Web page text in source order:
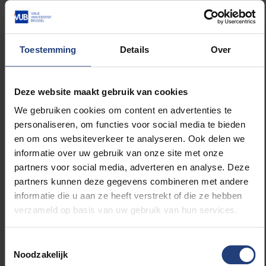
Toestemming Details Over
Deze website maakt gebruik van cookies
We gebruiken cookies om content en advertenties te
personaliseren, om functies voor social media te bieden
en om ons websiteverkeer te analyseren. Ook delen we
informatie over uw gebruik van onze site met onze
partners voor social media, adverteren en analyse. Deze
partners kunnen deze gegevens combineren met andere
informatie die u aan ze heeft verstrekt of die ze hebben
verzameld op basis van uw gebruik van hun services.
Noodzakelijk
verloning en ongezonde arbeidsomstandigheden”,
aldus Hermans. “Dat veroorzaakt een dubbele
gezondheidsongelijkheid: werknemers meer
blootgesteld aan ongezonde
arbeidsomstandigheden hebben ook meer
Vergelijken we binnen de groep van werknemers die
aangeeft dat ze medische zorg mislopen, dan zien
we dat als reden geen vrijaf kunnen nemen
doorgaans vaker voorkomt bij diegenen
blootgesteld aan specifieke gezondheidsrisico’s. Zo
hebben bijvoorbeeld werknemers blootgesteld aan
chemische producten of aan risico’s op spier- en
skeletaandoeningen – tillen van patiënten of zware
lasten, trillingen van machines, enzovoort,... – één
geen vrijaf kunnen nemen.”